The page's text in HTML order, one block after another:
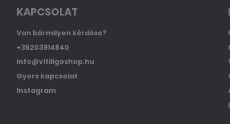
KAPCSOLAT
Van bármilyen kérdése?
+36203914840
info@vitiligoshop.hu
Gyors kapcsolat
Instagram